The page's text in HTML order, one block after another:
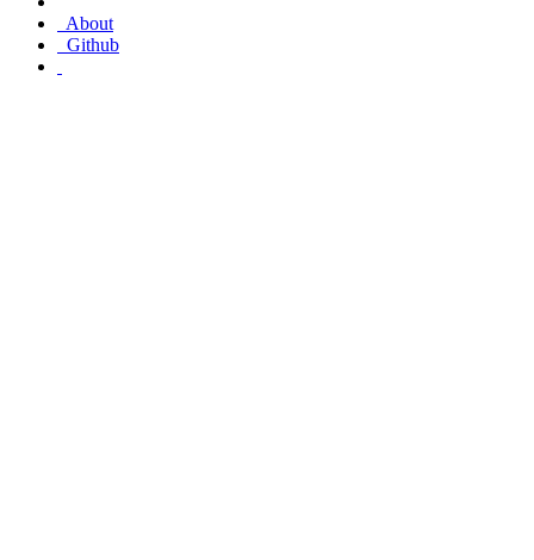
About
Github